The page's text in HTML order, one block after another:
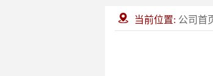
当前位置: 公司首